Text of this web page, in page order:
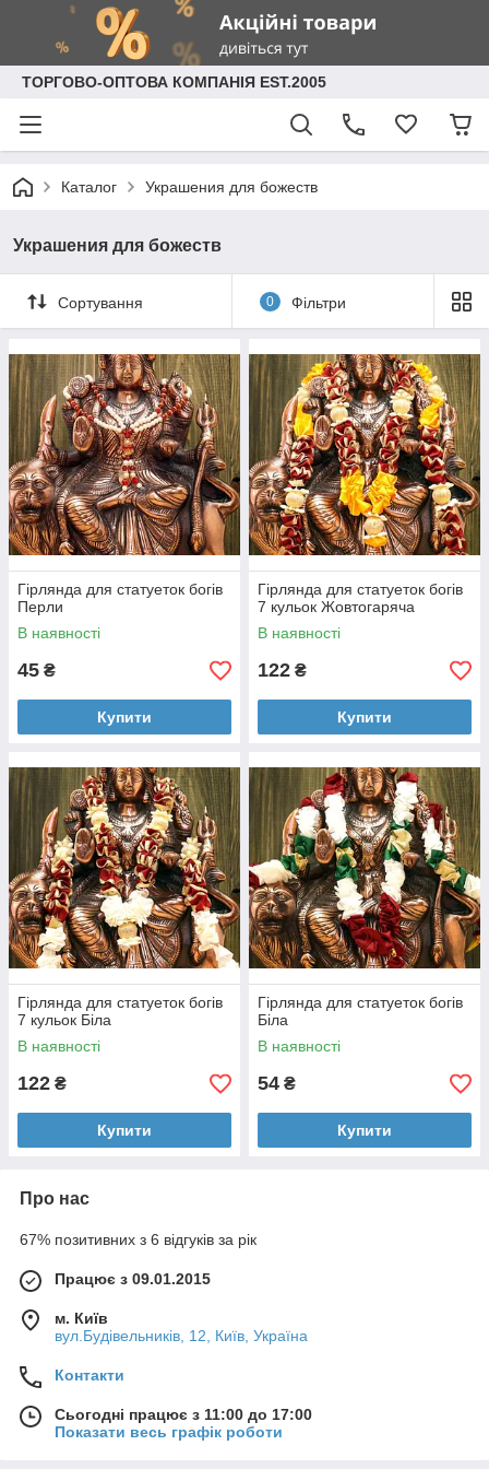
ТОРГОВО-ОПТОВА КОМПАНІЯ EST.2005
Каталог Украшения для божеств
Украшения для божеств
Сортування 0 Фільтри
Гірлянда для статуеток богів
Перли
В наявності
45 ₴
Купити
Гірлянда для статуеток богів
7 кульок Жовтогаряча
В наявності
122 ₴
Купити
Гірлянда для статуеток богів
7 кульок Біла
В наявності
122 ₴
Купити
Гірлянда для статуеток богів
Біла
В наявності
54 ₴
Купити
Про нас
67% позитивних з 6 відгуків за рік
Працює з 09.01.2015
м. Київ
вул.Будівельників, 12, Київ, Україна
Контакти
Сьогодні працює з 11:00 до 17:00
Показати весь графік роботи